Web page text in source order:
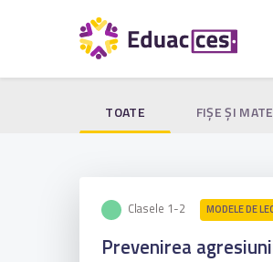
TOATE FIŞE ŞI
Clasele 1-2 MODELE DE
Prevenirea